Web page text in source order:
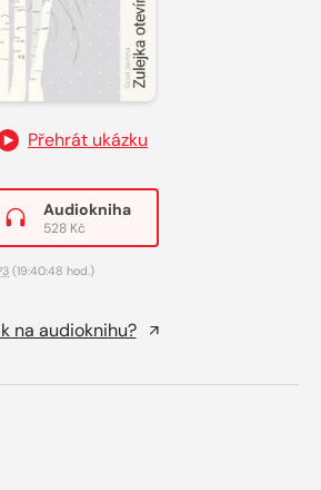
Přehrát ukázku
Audiokniha
528 Kč
(19:40:48 hod.)
na audioknihu?